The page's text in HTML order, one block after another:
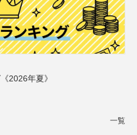
2026年夏》
一覧